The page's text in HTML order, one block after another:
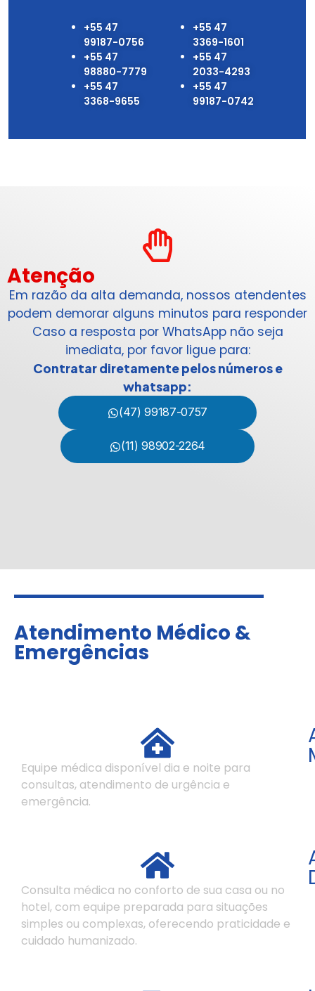
+55 47
99187-0756‬
‪+55 47
98880-7779‬
‪+55 47
3368-9655‬
+55 47
3369-1601
+55 47
2033-4293
+55 47
99187-0742
Atenção
Em razão da alta demanda, nossos atendentes
podem demorar alguns minutos para responder
Caso a resposta por WhatsApp não seja
imediata, por favor ligue para:
Contratar diretamente pelos números e
whatsapp:
(47) 99187-0757
(11) 98902-2264
Atendimento Médico &
Emergências
Equipe médica disponível dia e noite para
consultas, atendimento de urgência e
emergência.
Consulta médica no conforto de sua casa ou no
hotel, com equipe preparada para situações
simples ou complexas, oferecendo praticidade e
cuidado humanizado.